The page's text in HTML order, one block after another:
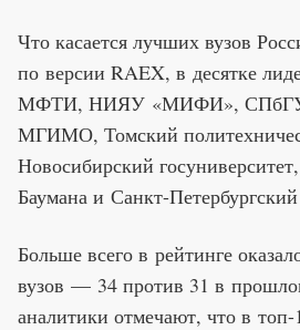
Что касается лучших вузов
по версии RAEX, в десятке
МФТИ, НИЯУ «МИФИ»,
МГИМО, Томский
Новосибирский
Баумана и Санкт-Петербургский
Больше всего в рейтинге
вузов — 34 против 31 в
аналитики отмечают, что в топ-